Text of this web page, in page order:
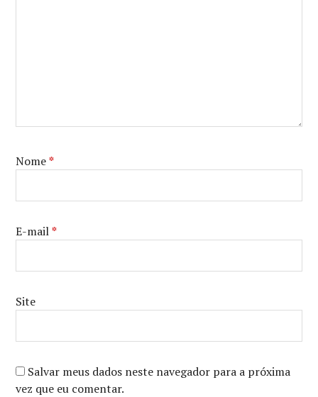
Nome*
E-mail*
Site
Salvar meus dados neste navegador para a próxima
vez que eu comentar.